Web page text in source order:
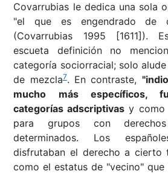
Covarrubias le dedica una sola
"el que es engendrado de
(Covarrubias 1995 [1611]).
escueta definición no
categoría sociorracial; solo
de mezcla7. En contraste,
mucho más específicos,
categorías adscriptivas y como
para grupos con
determinados. Los
disfrutaban el derecho a cierto
como el estatus de "vecino"